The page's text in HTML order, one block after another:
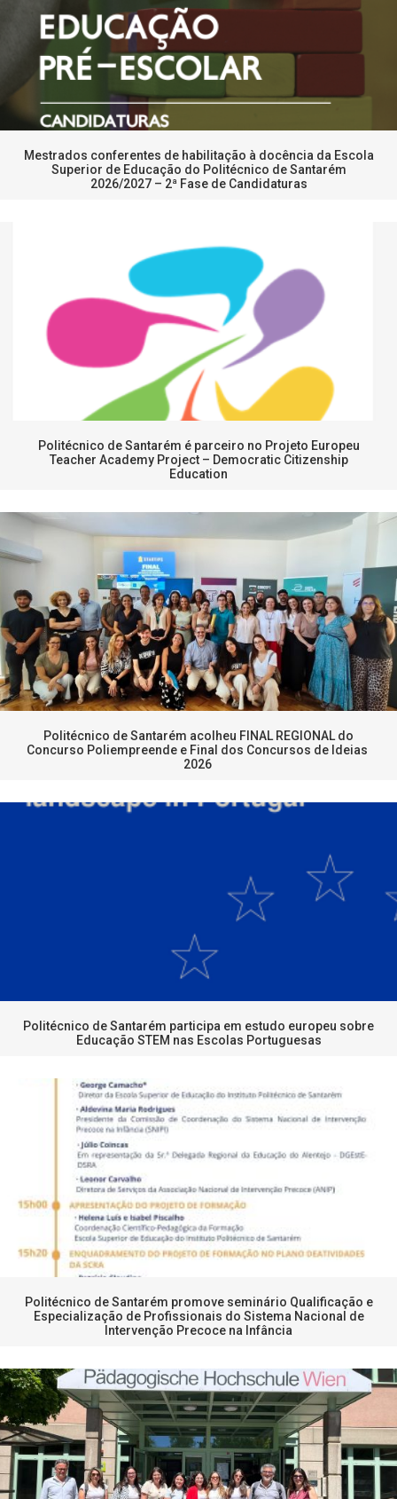
Mestrados conferentes de habilitação à docência da Escola
Superior de Educação do Politécnico de Santarém
2026/2027 – 2ª Fase de Candidaturas
Politécnico de Santarém é parceiro no Projeto Europeu
Teacher Academy Project – Democratic Citizenship
Education
Politécnico de Santarém acolheu FINAL REGIONAL do
Concurso Poliempreende e Final dos Concursos de Ideias
2026
Politécnico de Santarém participa em estudo europeu sobre
Educação STEM nas Escolas Portuguesas
Politécnico de Santarém promove seminário Qualificação e
Especialização de Profissionais do Sistema Nacional de
Intervenção Precoce na Infância